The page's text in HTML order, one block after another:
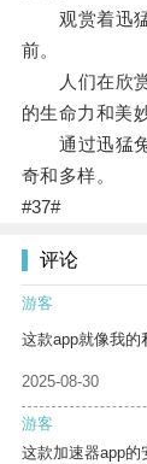
观赏着迅猛
前。
人们在欣赏
的生命力和美
通过迅猛兔
奇和多样。
#37#
评论
游客
这款app就像我的
2025-08-30
游客
这款加速器app